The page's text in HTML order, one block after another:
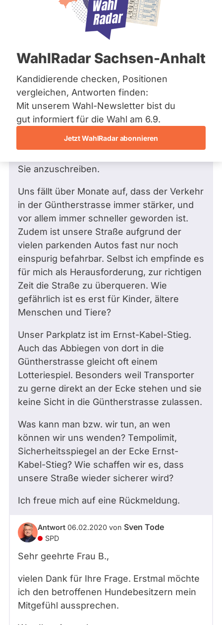
Bremen
Hamburg
Mecklenburg-Vorpommern
Nordrhein-Westfalen
Saarland
Sachsen
Sachsen-Anhalt
Sachsen-Anhalt
Schleswig-Holstein
Thüringen
Archiv
Über uns
Spenden
WahlRadar Sachsen-Anhalt
Kandidierende checken, Positionen
vergleichen, Antworten finden:
Mit unserem Wahl-Newsletter bist du
gut informiert für die Wahl am 6.9.
Jetzt WahlRadar abonnieren
weil
aktive
05.02.2020
Frage an Sven Tode vonSilke B.
bezüglich Verkehr
Sehr geehrter Herr Thode,
mein Mann und ich wohnen ebenfalls in der
Güntherstrasse. Am Donnerstag Abend
wurde der Junghund unserer Nachbarin
vor dem Haus angefahren; er ist leider
Sie anzuschreiben.
Uns fällt über Monate auf, dass der Verkehr
in der Güntherstrasse immer stärker, und
vor allem immer schneller geworden ist.
Zudem ist unsere Straße aufgrund der
vielen parkenden Autos fast nur noch
einspurig befahrbar. Selbst ich empfinde es
für mich als Herausforderung, zur richtigen
Zeit die Straße zu überqueren. Wie
gefährlich ist es erst für Kinder, ältere
Menschen und Tiere?
Unser Parkplatz ist im Ernst-Kabel-Stieg.
Auch das Abbiegen von dort in die
Güntherstrasse gleicht oft einem
Lotteriespiel. Besonders weil Transporter
zu gerne direkt an der Ecke stehen und sie
keine Sicht in die Güntherstrasse zulassen.
Was kann man bzw. wir tun, an wen
können wir uns wenden? Tempolimit,
Sicherheitsspiegel an der Ecke Ernst-
Kabel-Stieg? Wie schaffen wir es, dass
unsere Straße wieder sicherer wird?
Ich freue mich auf eine Rückmeldung.
Antwort 06.02.2020 von Sven Tode
SPD
Sehr geehrte Frau B.,
vielen Dank für Ihre Frage. Erstmal möchte
ich den betroffenen Hundebesitzern mein
Mitgefühl aussprechen.